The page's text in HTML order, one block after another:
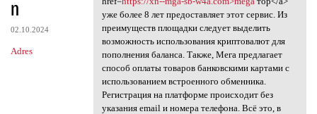
n
02.10.2024
Adres
уже более 8 лет предоставляет этот сервис. Из
преимуществ площадки следует выделить
возможность использования криптовалют для
пополнения баланса. Также, Мега предлагает
способ оплаты товаров банковскими картами с
использованием встроенного обменника.
Регистрация на платформе происходит без
указания email и номера телефона. Всё это, в